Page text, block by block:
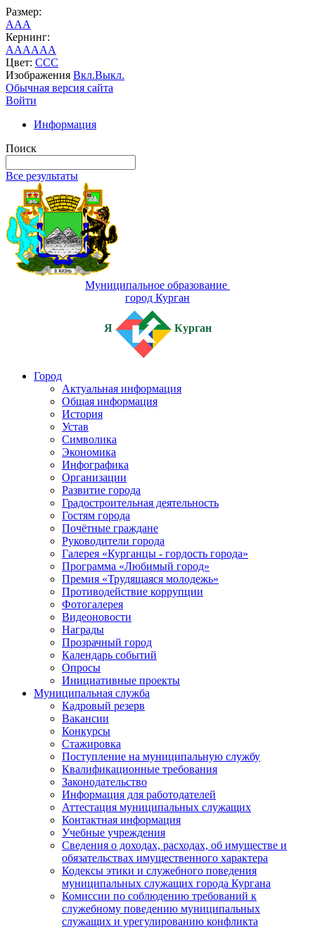
Размер:
AAA
Кернинг:
AAAAAA
Цвет: CCC
Изображения Вкл.Выкл.
Обычная версия сайта
Войти
Информация
Поиск
Все результаты
Муниципальное образование
город Курган
Я Курган
Город
Актуальная информация
Общая информация
История
Устав
Символика
Экономика
Инфографика
Организации
Развитие города
Градостроительная деятельность
Гостям города
Почётные граждане
Руководители города
Галерея «Курганцы - гордость города»
Программа «Любимый город»
Премия «Трудящаяся молодежь»
Противодействие коррупции
Фотогалерея
Видеоновости
Награды
Прозрачный город
Календарь событий
Опросы
Инициативные проекты
Муниципальная служба
Кадровый резерв
Вакансии
Конкурсы
Стажировка
Поступление на муниципальную службу
Квалификационные требования
Законодательство
Информация для работодателей
Аттестация муниципальных служащих
Контактная информация
Учебные учреждения
Сведения о доходах, расходах, об имуществе и
обязательствах имущественного характера
Кодексы этики и служебного поведения
муниципальных служащих города Кургана
Комиссии по соблюдению требований к
служебному поведению муниципальных
служащих и урегулированию конфликта